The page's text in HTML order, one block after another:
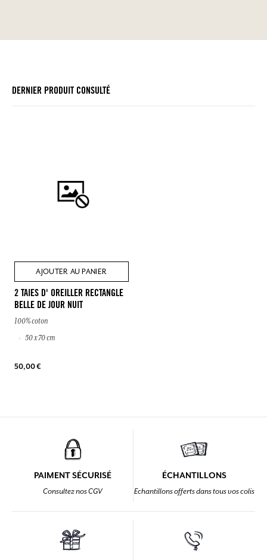
DERNIER PRODUIT CONSULTÉ
AJOUTER AU PANIER
2 TAIES D' OREILLER RECTANGLE
BELLE DE JOUR NUIT
100% coton
50 x 70 cm
50,00 €
PAIMENT SÉCURISÉ
Consultez nos CGV
ÉCHANTILLONS
Echantillons offerts dans tous vos colis